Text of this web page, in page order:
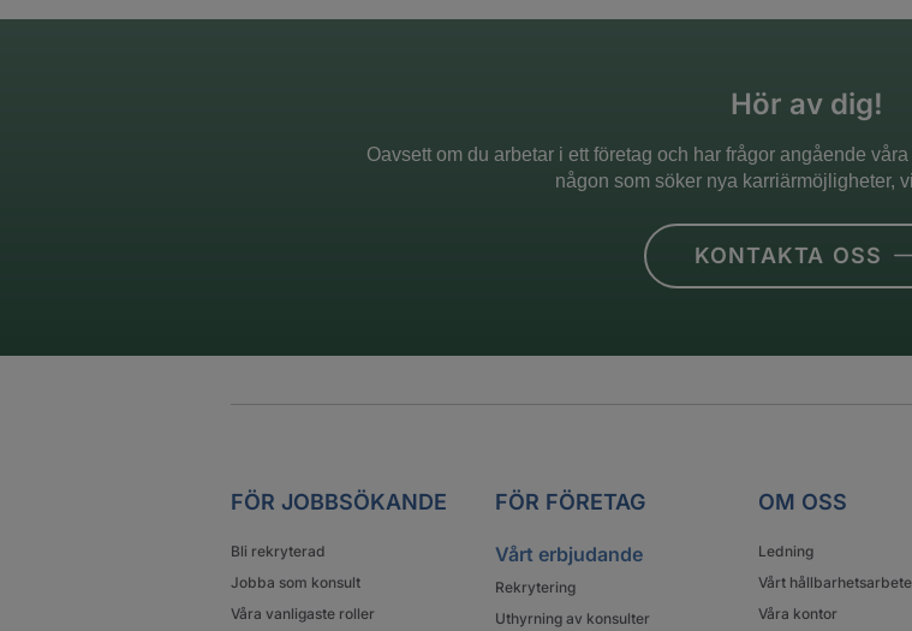
Hör av dig!
Oavsett om du arbetar i ett företag och har frågor angående
någon som söker nya karriärmöjligheter,
KONTAKTA OSS
FÖR JOBBSÖKANDE
Bli rekryterad
Jobba som konsult
Våra vanligaste roller
FÖR FÖRETAG
Vårt erbjudande
Rekrytering
Uthyrning av konsulter
OM OSS
Ledning
Vårt hållbarhetsarbete
Våra kontor